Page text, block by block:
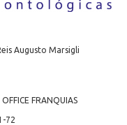
Augusto Marsigli
FRANQUIAS
72